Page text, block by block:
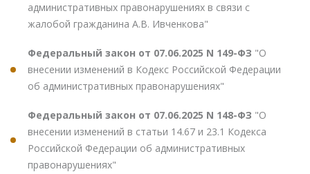
административных правонарушениях в связи с
жалобой гражданина А.В. Ивченкова"
Федеральный закон от 07.06.2025 N 149-ФЗ "О
внесении изменений в Кодекс Российской Федерации
об административных правонарушениях"
Федеральный закон от 07.06.2025 N 148-ФЗ "О
внесении изменений в статьи 14.67 и 23.1 Кодекса
Российской Федерации об административных
правонарушениях"